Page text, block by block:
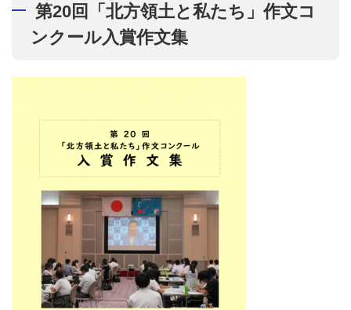
第20回「北方領土と私たち」作文コ
ンクール入賞作文集